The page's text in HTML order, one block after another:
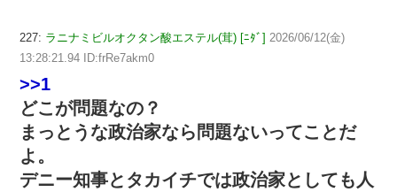
227: ラニナミビルオクタン酸エステル(茸) [ﾆﾀﾞ] 2026/06/12(金)
13:28:21.94 ID:frRe7akm0
>>1
どこが問題なの？
まっとうな政治家なら問題ないってことだ
よ。
デニー知事とタカイチでは政治家としても人